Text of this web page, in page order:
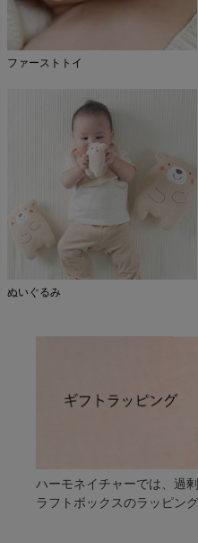
ファーストトイ
ぬいぐるみ
ハーモネイチャーでは、過
ラフトボックスのラッピン